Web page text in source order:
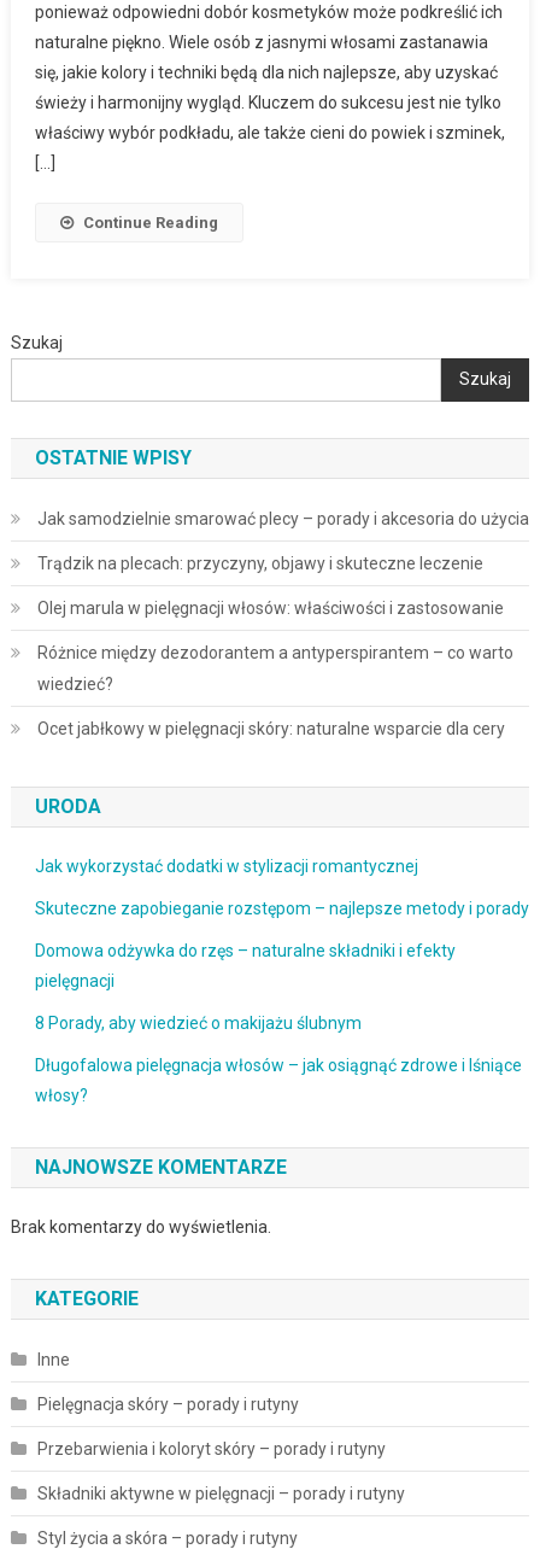
ponieważ odpowiedni dobór kosmetyków może podkreślić ich
naturalne piękno. Wiele osób z jasnymi włosami zastanawia
się, jakie kolory i techniki będą dla nich najlepsze, aby uzyskać
świeży i harmonijny wygląd. Kluczem do sukcesu jest nie tylko
właściwy wybór podkładu, ale także cieni do powiek i szminek,
[…]
Continue Reading
Szukaj
Szukaj
OSTATNIE WPISY
Jak samodzielnie smarować plecy – porady i akcesoria do użycia
Trądzik na plecach: przyczyny, objawy i skuteczne leczenie
Olej marula w pielęgnacji włosów: właściwości i zastosowanie
Różnice między dezodorantem a antyperspirantem – co warto
wiedzieć?
Ocet jabłkowy w pielęgnacji skóry: naturalne wsparcie dla cery
URODA
Jak wykorzystać dodatki w stylizacji romantycznej
Skuteczne zapobieganie rozstępom – najlepsze metody i porady
Domowa odżywka do rzęs – naturalne składniki i efekty
pielęgnacji
8 Porady, aby wiedzieć o makijażu ślubnym
Długofalowa pielęgnacja włosów – jak osiągnąć zdrowe i lśniące
włosy?
NAJNOWSZE KOMENTARZE
Brak komentarzy do wyświetlenia.
KATEGORIE
Inne
Pielęgnacja skóry – porady i rutyny
Przebarwienia i koloryt skóry – porady i rutyny
Składniki aktywne w pielęgnacji – porady i rutyny
Styl życia a skóra – porady i rutyny